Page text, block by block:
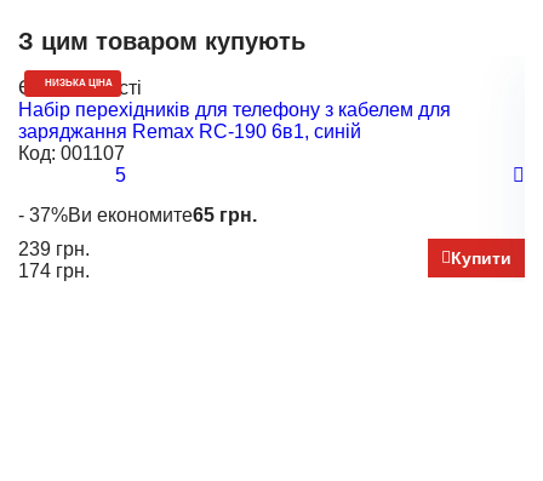
З цим товаром купують
НИЗЬКА ЦІНА
Є в наявності
Набір перехідників для телефону з кабелем для
заряджання Remax RC-190 6в1, синій
Код: 001107
5
- 37%Ви економите65 грн.
239 грн.
174 грн.
Купити